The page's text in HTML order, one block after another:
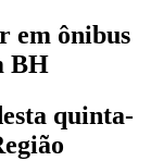
em ônibus
BH
quinta-